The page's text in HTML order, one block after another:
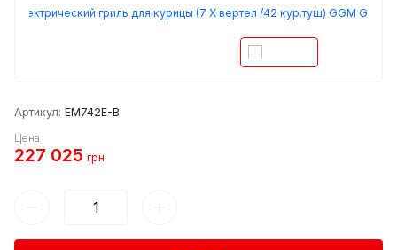
Артикул: EM742E-B
Цена
227 025 грн